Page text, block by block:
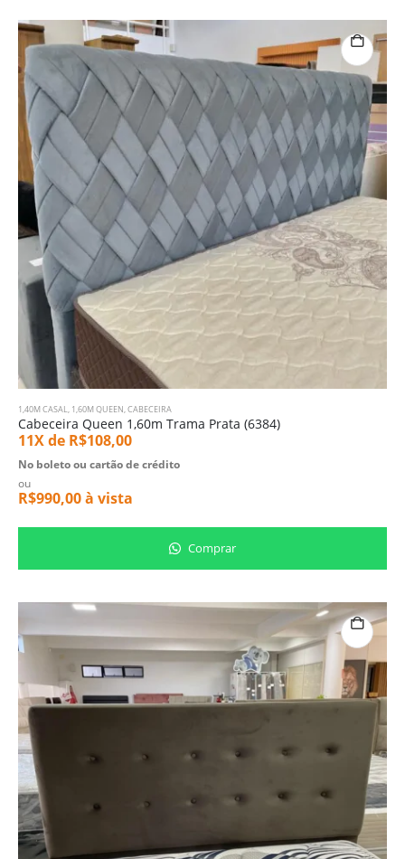
1,40M CASAL, 1,60M QUEEN,CABECEIRA
Cabeceira Queen 1,60m Trama Prata (6384)
11X de R$108,00
No boleto ou cartão de crédito
ou
R$990,00à vista
Comprar